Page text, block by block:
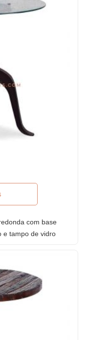
com base
e tampo de vidro